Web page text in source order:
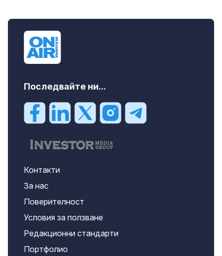
Последвайте ни...
Контакти
За нас
Поверителност
Условия за ползване
Редакционни стандарти
Портфолио